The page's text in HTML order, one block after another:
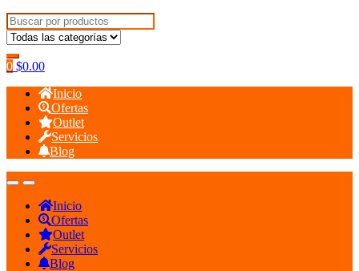
Search
for:
0 $0.00
Inicio
Ofertas
Outlet
Servicios
Blog
Inicio
Ofertas
Outlet
Servicios
Blog